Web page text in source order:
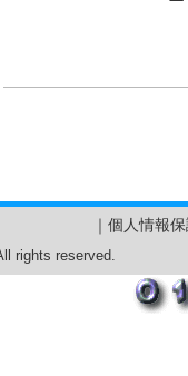
個人情報
｜
rights reserved.